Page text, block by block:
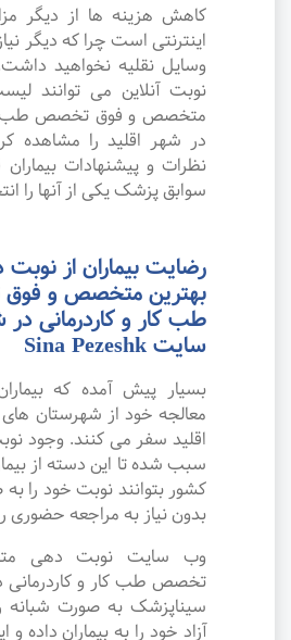
کاهش هزینه ها از دیگر
اینترنتی است چرا که دیگر
وسایل نقلیه نخواهید داشت.
نوبت آنلاین می توانند
متخصص و فوق تخصص طب
در شهر اقلید را مشاهده
نظرات و پیشنهادات
سوابق پزشک یکی از آنها را
رضایت بیماران از نوبت
بهترین متخصص و
طب کار و کاردرمانی در
سایت Sina Pezeshk
بسیار پیش آمده که
معالجه خود از شهرستان
اقلید سفر می کنند. وجود
سبب شده تا این دسته از
کشور بتوانند نوبت خود را
بدون نیاز به مراجعه حضوری
وب سایت نوبت دهی
تخصص طب کار و کاردرمانی
سیناپزشک به صورت شبانه
آزاد خود را به بیماران